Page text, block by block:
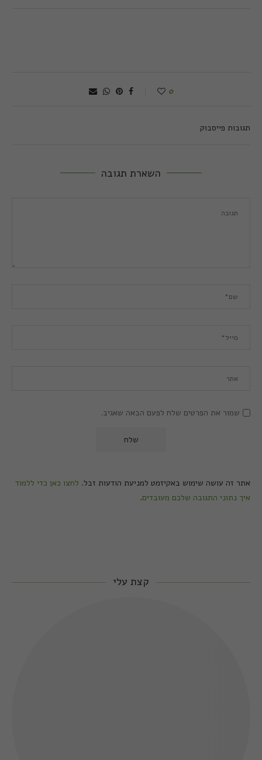
0
תגובות פייסבוק
השארת תגובה
שמור את הפרטים שלח לפעם הבאה שאגיב.
אתר זה עושה שימוש באקיזמט למניעת הודעות זבל. לחצו כאן כדי ללמוד
איך נתוני התגובה שלכם מעובדים.
קצת עלי